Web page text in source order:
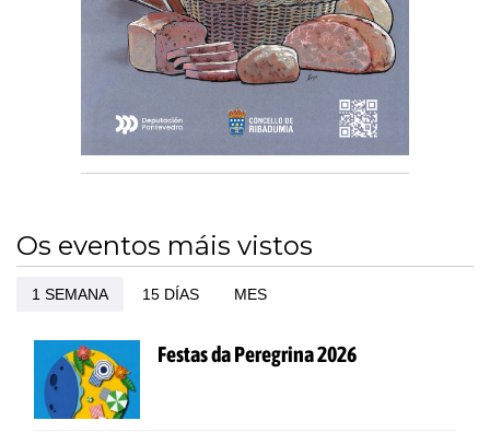
Os eventos máis vistos
1 SEMANA 15 DÍAS MES
Festas da Peregrina 2026